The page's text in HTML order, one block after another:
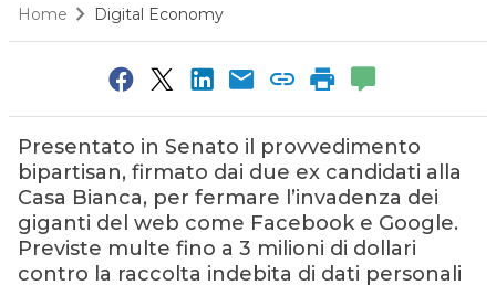
Home Digital Economy
Presentato in Senato il provvedimento
bipartisan, firmato dai due ex candidati alla
Casa Bianca, per fermare l’invadenza dei
giganti del web come Facebook e Google.
Previste multe fino a 3 milioni di dollari
contro la raccolta indebita di dati personali